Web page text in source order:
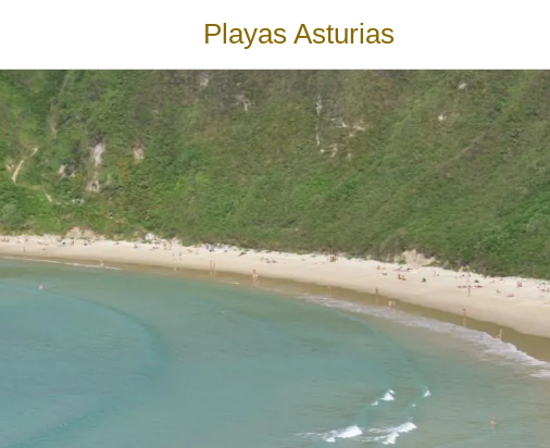
Playas Asturias